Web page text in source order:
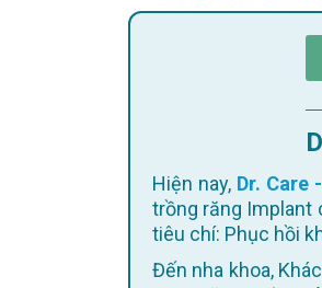
Hiện nay, Dr. Care
trồng răng Implant
tiêu chí: Phục hồi
Đến nha khoa,